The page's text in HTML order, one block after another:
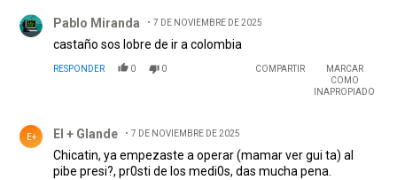
Pablo Miranda 7 DE NOVIEMBRE DE 2025
castaño sos lobre de ir a colombia
RESPONDER 0 0 COMPARTIR
MARCAR
COMO
INAPROPIADO
E+ El + Glande 7 DE NOVIEMBRE DE 2025
Chicatin, ya empezaste a operar (mamar ver gui ta) al
pibe presi?, pr0sti de los medi0s, das mucha pena.